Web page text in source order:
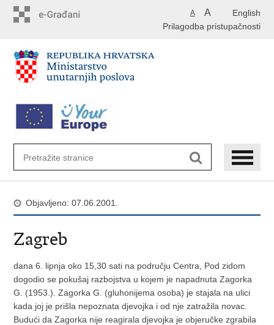
English
A A
Prilagodba pristupačnosti
Objavljeno: 07.06.2001.
Zagreb
dana 6. lipnja oko 15,30 sati na području Centra, Pod zidom
dogodio se pokušaj razbojstva u kojem je napadnuta Zagorka
G. (1953.). Zagorka G. (gluhonijema osoba) je stajala na ulici
kada joj je prišla nepoznata djevojka i od nje zatražila novac.
Budući da Zagorka nije reagirala djevojka je objeručke zgrabila